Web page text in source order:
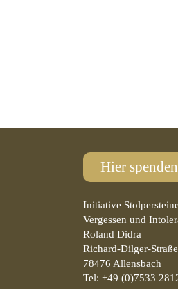
Hier spenden
Initiative
Vergessen und
Roland Didra
Richard-Dilger-
78476 Allensbach
Tel: +49 (0)7533